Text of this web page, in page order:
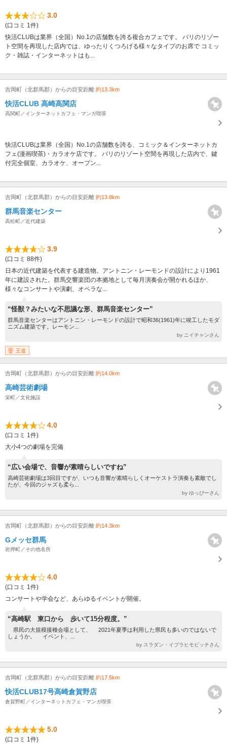
3.0
(口コミ 1件)
快活CLUBは業界（全国）No.1の店舗数を誇る複合カフェです。 バリのリゾー
ト空間を再現した店内では、ゆったりくつろげる様々なタイプのお席で コミッ
ク・雑誌・インターネットはも...
吉岡町（北群馬郡）からの目安距離 約13.3km
快活CLUB 高崎高関店
高関町／インターネットカフェ・マンガ喫茶
快活CLUBは業界（全国）No.1の店舗数を誇る、コミック＆インターネットカ
フェ(漫画喫茶)・カラオケ店です。 バリのリゾート空間を再現した店内で、鍵
付完全個室、カラオケ、オープン...
吉岡町（北群馬郡）からの目安距離 約13.8km
群馬音楽センター
高松町／近代建築
3.9
(口コミ 88件)
日本の近代建築を代表する建造物。アントニン・レーモンドの設計により1961
年に建設された。群馬交響楽団の本拠地として毎月演奏会が開かれるほか、
様々なコンサートや演劇、オペラな...
“怪獣？みたいな不思議な形、群馬音楽センター”
群馬音楽センターはアントニン・レーモンドの設計で昭和36(1961)年に竣工したモダ
ニズム建築です。レーモン...
by ニイチャンさん
王道
吉岡町（北群馬郡）からの目安距離 約14.0km
高崎芸術劇場
栄町／文化施設
4.0
(口コミ 1件)
大小4つの劇場を完備
“広い会場で、音響が素晴らしいですね”
高崎芸術劇場は3回目ですが、いつも音響が素晴らしくオーケストラ演奏も素敵でし
たが、今回のジャズも柔ら...
by ゆっぴーさん
吉岡町（北群馬郡）からの目安距離 約14.3km
Gメッセ群馬
岩押町／その他名所
4.0
(口コミ 1件)
コンサートや学会など、あらゆるイベントが開催。
“高崎駅 東口から 歩いて15分程度。”
県民の大規模接種会場として、 2021年夏季は利用した県民も多いのではないで
しょうか。 イベント、...
by スラダン・イブラヒモビッチさん
吉岡町（北群馬郡）からの目安距離 約17.5km
快活CLUB17号高崎倉賀野店
倉賀野町／インターネットカフェ・マンガ喫茶
5.0
(口コミ 1件)